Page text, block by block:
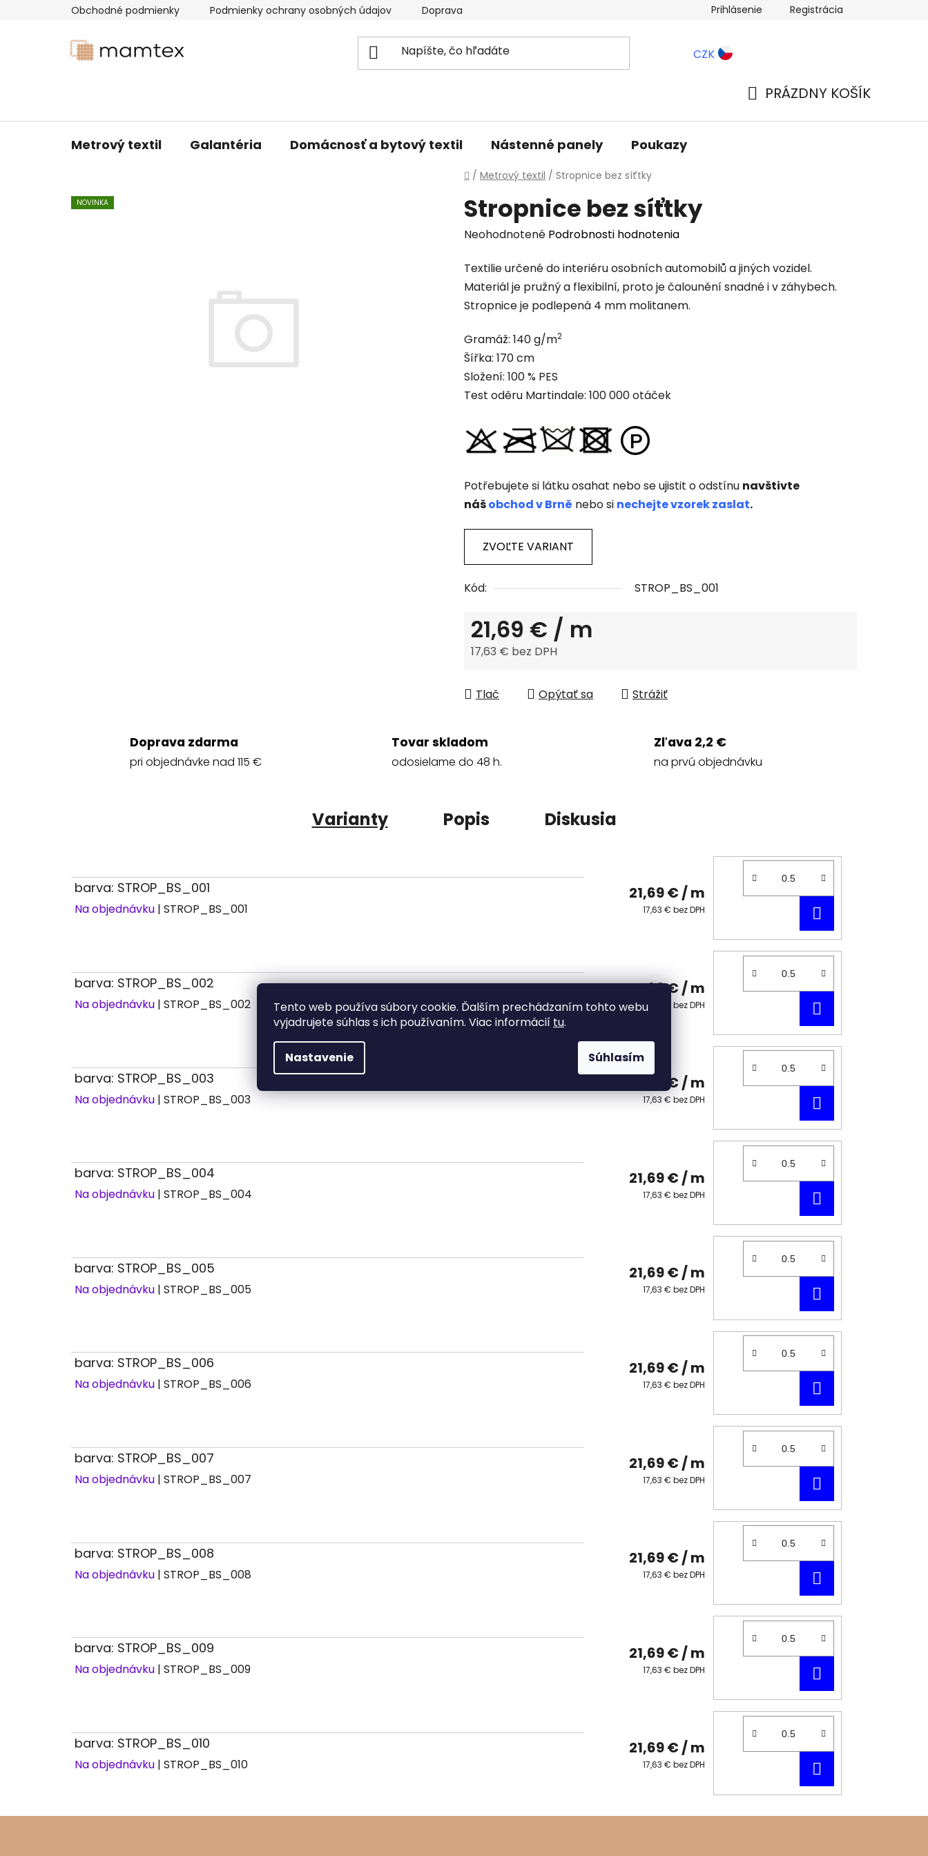
Tento web používa súbory cookie. Ďalším prechádzaním tohto webu
vyjadrujete súhlas s ich používaním. Viac informácií tu.
Nastavenie Súhlasím
Obchodné podmienky Podmienky ochrany osobných údajov Doprava a platba Blog
Prihlásenie Registrácia
CZK
PRÁZDNY KOŠÍK
Metrový textil Galantéria Domácnosť a bytový textil Nástenné panely Poukazy
Domov
/ Metrový textil / Stropnice bez síťtky
Stropnice bez síťtky
Priemerné
produktu
je
0,0
5
hviezdičiek.
Neohodnotené Podrobnosti hodnotenia
Textilie určené do interiéru osobních automobilů a jiných vozidel.
Materiál je pružný a flexibilní, proto je čalounění snadné i v záhybech.
Stropnice je podlepená 4 mm molitanem.
Gramáž: 140 g/m2
Šířka: 170 cm
Složení: 100 % PES
Test oděru Martindale: 100 000 otáček
Potřebujete si látku osahat nebo se ujistit o odstínu navštivte
nášobchod v Brně nebo si nechejte vzorek zaslat.
ZVOĽTE VARIANT
Kód: STROP_BS_001
21,69 € / m
17,63 € bez DPH
Tlač
Opýtať sa Strážiť
NOVINKA
Doprava zdarma
pri objednávke nad 115 €
Tovar skladom
odosielame do 48 h.
Zľava 2,2 €
na prvú objednávku
Varianty Popis Diskusia
barva: STROP_BS_001
Na objednávku | STROP_BS_001
21,69 € / m
17,63 € bez DPH
KOŠÍKA
barva: STROP_BS_002
Na objednávku | STROP_BS_002
21,69 €/ m
17,63 € bez DPH
KOŠÍKA
barva: STROP_BS_003
Na objednávku | STROP_BS_003
21,69 €/ m
17,63 € bez DPH
KOŠÍKA
barva: STROP_BS_004
Na objednávku | STROP_BS_004
21,69 € / m
17,63 € bez DPH
KOŠÍKA
barva: STROP_BS_005
Na objednávku | STROP_BS_005
21,69 € / m
17,63 € bez DPH
KOŠÍKA
barva: STROP_BS_006
Na objednávku | STROP_BS_006
21,69 € / m
17,63 € bez DPH
KOŠÍKA
barva: STROP_BS_007
Na objednávku | STROP_BS_007
21,69 € / m
17,63 € bez DPH
KOŠÍKA
barva: STROP_BS_008
Na objednávku | STROP_BS_008
21,69 € / m
17,63 € bez DPH
KOŠÍKA
barva: STROP_BS_009
Na objednávku | STROP_BS_009
21,69 € / m
17,63 € bez DPH
KOŠÍKA
barva: STROP_BS_010
Na objednávku | STROP_BS_010
21,69 € / m
17,63 € bez DPH
KOŠÍKA